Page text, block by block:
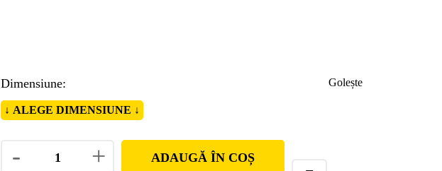
Dimensiune Golește
- + ADAUGĂ ÎN COȘ